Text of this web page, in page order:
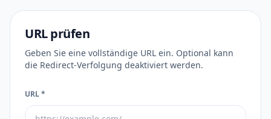
URL prüfen
Geben Sie eine vollständige URL ein. Optional kann
die Redirect-Verfolgung deaktiviert werden.
URL *